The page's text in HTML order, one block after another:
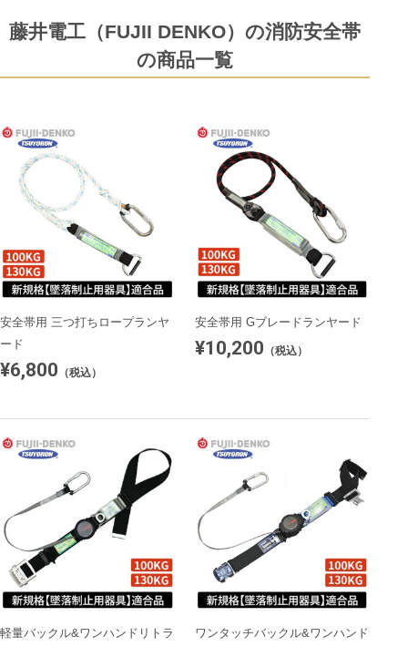
藤井電工（FUJII DENKO）の消防安全帯
の商品一覧
安全帯用 三つ打ちロープランヤ
ード
¥6,800 （税込）
安全帯用 Gブレードランヤード
¥10,200 （税込）
軽量バックル&ワンハンドリトラ
ワンタッチバックル&ワンハンド